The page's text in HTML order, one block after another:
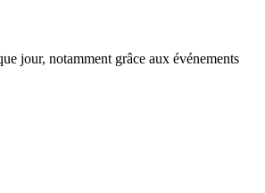
jour, notamment grâce aux événements